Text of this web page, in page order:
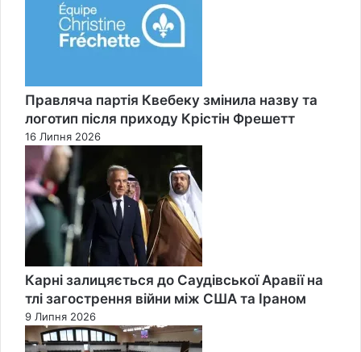
Правляча партія Квебеку змінила назву та
логотип після приходу Крістін Фрешетт
16 Липня 2026
Карні залицяється до Саудівської Аравії на
тлі загострення війни між США та Іраном
9 Липня 2026